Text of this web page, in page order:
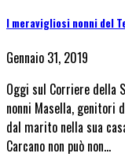
I meravigliosi nonni del
Gennaio 31, 2019
Oggi sul Corriere della
nonni Masella, genitori
dal marito nella sua
Carcano non può non…